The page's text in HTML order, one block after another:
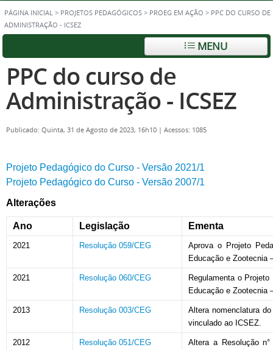
PÁGINA INICIAL > PROJETOS PEDAGÓGICOS > PROEG EM AÇÃO > PPC DO CURSO DE
ADMINISTRAÇÃO - ICSEZ
MENU
PPC do curso de
Administração - ICSEZ
Publicado: Quinta, 31 de Agosto de 2023, 16h10 | Acessos: 1085
Projeto Pedagógico do Curso - Versão 2021/1
Projeto Pedagógico do Curso - Versão 2007/1
Alterações
Ano Legislação Ementa
2021 Resolução 059/CEG
Aprova o Projeto
Educação e Zootecnia
2021 Resolução 060/CEG
Regulamenta o
Educação e Zootecnia
2013 Resolução 003/CEG
Altera nomenclatura
vinculado ao ICSEZ.
2012 Resolução 051/CEG
Altera a Resolução